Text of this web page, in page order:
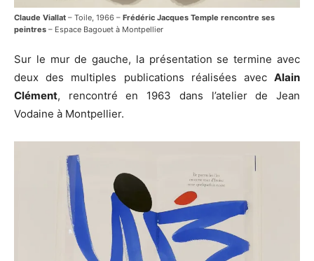
Claude Viallat – Toile, 1966 – Frédéric Jacques Temple rencontre ses
peintres – Espace Bagouet à Montpellier
Sur le mur de gauche, la présentation se termine avec
deux des multiples publications réalisées avec Alain
Clément, rencontré en 1963 dans l’atelier de Jean
Vodaine à Montpellier.